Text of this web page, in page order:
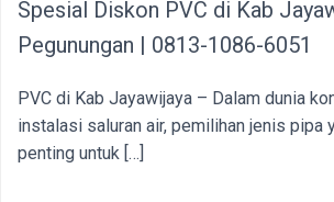
Spesial Diskon PVC di Kab
Pegunungan | 0813-1086-6051
PVC di Kab Jayawijaya – Dalam dunia
instalasi saluran air, pemilihan jenis pipa
penting untuk […]